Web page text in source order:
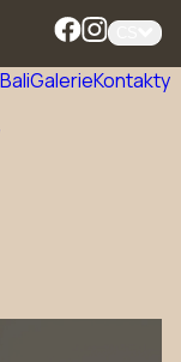
BaliGalerieKontakty